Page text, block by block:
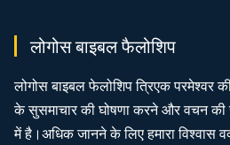
लोगोस बाइबल फैलोशिप
लोगोस बाइबल फेलोशिप त्रिएक परमेश्वर
के सुसमाचार की घोषणा करने और वचन की
में है।अधिक जानने के लिए हमारा विश्वास